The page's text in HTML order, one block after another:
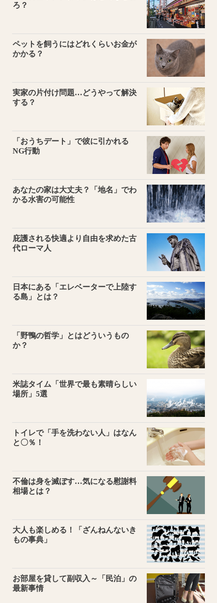
ろ？
ペットを飼うにはどれくらいお金が
かかる？
実家の片付け問題…どうやって解決
する？
「おうちデート」で彼に引かれる
NG行動
あなたの家は大丈夫？「地名」でわ
かる水害の可能性
庇護される快適より自由を求めた古
代ローマ人
日本にある「エレベーターで上陸す
る島」とは？
「野鴨の哲学」とはどういうもの
か？
米誌タイム「世界で最も素晴らしい
場所」5選
トイレで「手を洗わない人」はなん
と〇％！
不倫は身を滅ぼす…気になる慰謝料
相場とは？
大人も楽しめる！「ざんねんないき
もの事典」
お部屋を貸して副収入～「民泊」の
最新事情